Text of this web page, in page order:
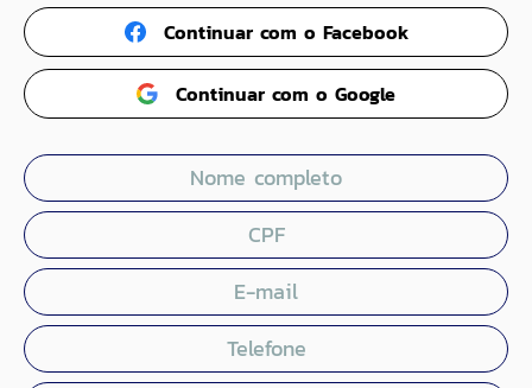
Continuar com o Facebook
Continuar com o Google
Nome completo
CPF
E-mail
Telefone